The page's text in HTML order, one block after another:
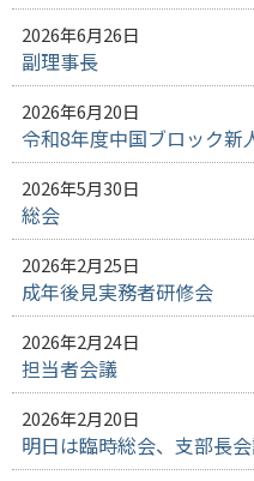
2026年6月26日
副理事長
2026年6月20日
令和8年度中国ブロック新
2026年5月30日
総会
2026年2月25日
成年後見実務者研修会
2026年2月24日
担当者会議
2026年2月20日
明日は臨時総会、支部長